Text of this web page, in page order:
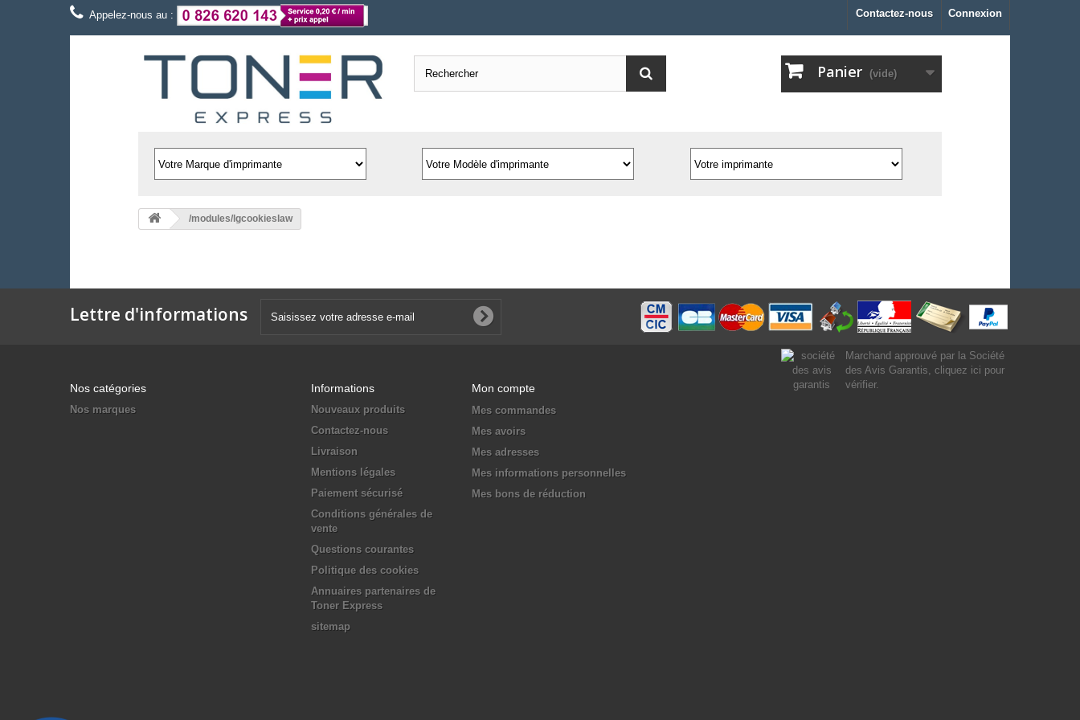
Connexion
Contactez-nous
Appelez-nous au :
Panier (vide)
/modules/lgcookieslaw
Lettre d'informations
Nos catégories
Nos marques
Informations
Nouveaux produits
Contactez-nous
Livraison
Mentions légales
Paiement sécurisé
Conditions générales de
vente
Questions courantes
Politique des cookies
Annuaires partenaires de
Toner Express
sitemap
Mon compte
Mes commandes
Mes avoirs
Mes adresses
Mes informations personnelles
Mes bons de réduction
Marchand approuvé par la Société
des Avis Garantis, cliquez ici pour
vérifier.